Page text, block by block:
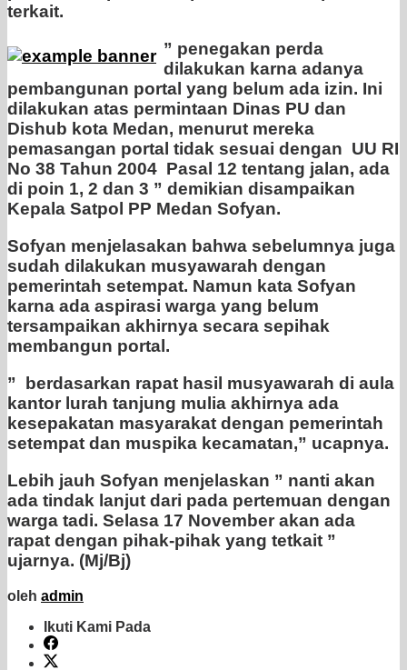
terkait.
” penegakan perda
dilakukan karna adanya
pembangunan portal yang belum ada izin. Ini
dilakukan atas permintaan Dinas PU dan
Dishub kota Medan, menurut mereka
pemasangan portal tidak sesuai dengan UU RI
No 38 Tahun 2004 Pasal 12 tentang jalan, ada
di poin 1, 2 dan 3 ” demikian disampaikan
Kepala Satpol PP Medan Sofyan.
Sofyan menjelasakan bahwa sebelumnya juga
sudah dilakukan musyawarah dengan
pemerintah setempat. Namun kata Sofyan
karna ada aspirasi warga yang belum
tersampaikan akhirnya secara sepihak
membangun portal.
” berdasarkan rapat hasil musyawarah di aula
kantor lurah tanjung mulia akhirnya ada
kesepakatan masyarakat dengan pemerintah
setempat dan muspika kecamatan,” ucapnya.
Lebih jauh Sofyan menjelaskan ” nanti akan
ada tindak lanjut dari pada pertemuan dengan
warga tadi. Selasa 17 November akan ada
rapat dengan pihak-pihak yang tetkait ”
ujarnya. (Mj/Bj)
oleh admin
Ikuti Kami Pada